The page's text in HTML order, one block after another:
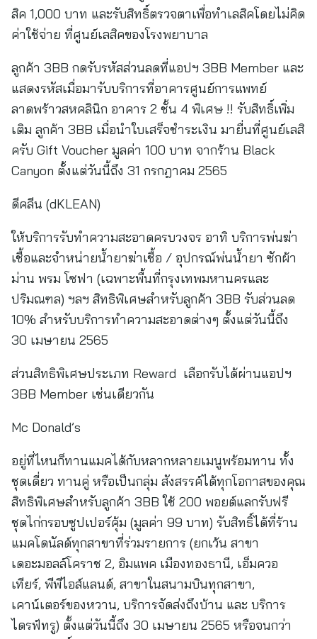
สิค 1,000 บาท และรับสิทธิ์ตรวจตาเพื่อทำเลสิคโดยไม่คิด
ค่าใช้จ่าย ที่ศูนย์เลสิคของโรงพยาบาล
ลูกค้า 3BB กดรับรหัสส่วนลดที่แอปฯ 3BB Member และ
แสดงรหัสเมื่อมารับบริการที่อาคารศูนย์การแพทย์
ลาดพร้าวสหคลินิก อาคาร 2 ชั้น 4 พิเศษ !! รับสิทธิ์เพิ่ม
เติม ลูกค้า 3BB เมื่อนำใบเสร็จชำระเงิน มายื่นที่ศูนย์เลสิ
ครับ Gift Voucher มูลค่า 100 บาท จากร้าน Black
Canyon ตั้งแต่วันนี้ถึง 31 กรกฎาคม 2565
ดีคลีน (dKLEAN)
ให้บริการรับทำความสะอาดครบวงจร อาทิ บริการพ่นฆ่า
เชื้อและจำหน่ายน้ำยาฆ่าเชื้อ / อุปกรณ์พ่นน้ำยา ซักผ้า
ม่าน พรม โซฟา (เฉพาะพื้นที่กรุงเทพมหานครและ
ปริมณฑล) ฯลฯ สิทธิพิเศษสำหรับลูกค้า 3BB รับส่วนลด
10% สำหรับบริการทำความสะอาดต่างๆ ตั้งแต่วันนี้ถึง
30 เมษายน 2565
ส่วนสิทธิพิเศษประเภท Reward เลือกรับได้ผ่านแอปฯ
3BB Member เช่นเดียวกัน
Mc Donald’s
อยู่ที่ไหนก็ทานแมคได้กับหลากหลายเมนูพร้อมทาน ทั้ง
ชุดเดี่ยว ทานคู่ หรือเป็นกลุ่ม สังสรรค์ได้ทุกโอกาสของคุณ
สิทธิพิเศษสำหรับลูกค้า 3BB ใช้ 200 พอยต์แลกรับฟรี
ชุดไก่กรอบซูปเปอร์คุ้ม (มูลค่า 99 บาท) รับสิทธิ์ได้ที่ร้าน
แมคโดนัลด์ทุกสาขาที่ร่วมรายการ (ยกเว้น สาขา
เดอะมอลล์โคราช 2, อิมแพค เมืองทองธานี, เอ็มควอ
เทียร์, พีพีไอส์แลนด์, สาขาในสนามบินทุกสาขา,
เคาน์เตอร์ของหวาน, บริการจัดส่งถึงบ้าน และ บริการ
ไดรฟ์ทรู) ตั้งแต่วันนี้ถึง 30 เมษายน 2565 หรือจนกว่า